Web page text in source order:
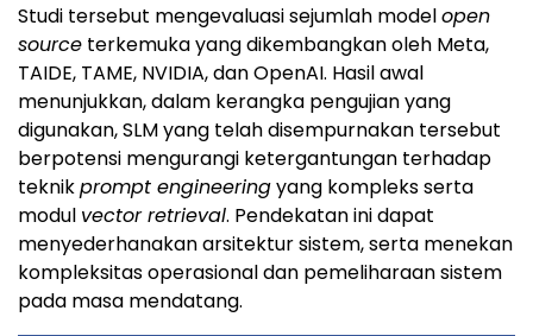
Studi tersebut mengevaluasi sejumlah modelopen
source terkemuka yang dikembangkan oleh Meta,
TAIDE, TAME, NVIDIA, dan OpenAI. Hasil awal
menunjukkan, dalam kerangka pengujian yang
digunakan, SLM yang telah disempurnakan tersebut
berpotensi mengurangi ketergantungan terhadap
teknikprompt engineeringyang kompleks serta
modul vector retrieval. Pendekatan ini dapat
menyederhanakan arsitektur sistem, serta menekan
kompleksitas operasional dan pemeliharaan sistem
pada masa mendatang.